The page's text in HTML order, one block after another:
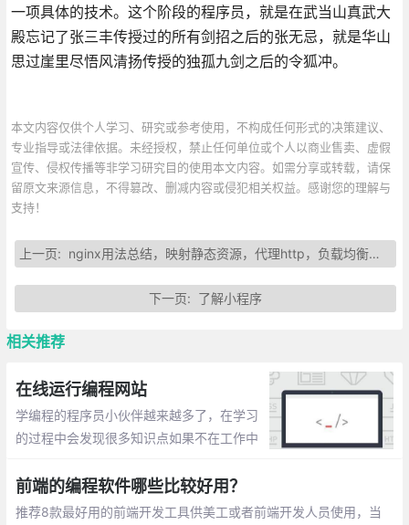
一项具体的技术。这个阶段的程序员，就是在武当山真武大
殿忘记了张三丰传授过的所有剑招之后的张无忌，就是华山
思过崖里尽悟风清扬传授的独孤九剑之后的令狐冲。
本文内容仅供个人学习、研究或参考使用，不构成任何形式的决策建议、
专业指导或法律依据。未经授权，禁止任何单位或个人以商业售卖、虚假
宣传、侵权传播等非学习研究目的使用本文内容。如需分享或转载，请保
留原文来源信息，不得篡改、删减内容或侵犯相关权益。感谢您的理解与
支持！
上一页: nginx用法总结，映射静态资源，代理http，负载均衡，tcp服务
下一页: 了解小程序
相关推荐
在线运行编程网站
学编程的程序员小伙伴越来越多了，在学习
的过程中会发现很多知识点如果不在工作中
何技能的掌握都是需要不断练习的。在此整
理一些在线运行编程的网站。
前端的编程软件哪些比较好用？
推荐8款最好用的前端开发工具供美工或者前端开发人员使用，当